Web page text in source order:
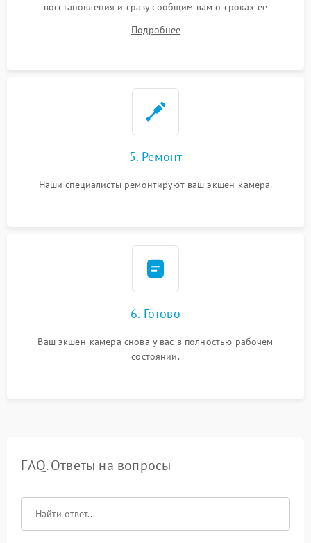
восстановления и сразу сообщим вам о сроках ее
Подробнее
5. Ремонт
Наши специалисты ремонтируют ваш экшен-камера.
6. Готово
Ваш экшен-камера снова у вас в полностью рабочем
состоянии.
FAQ. Ответы на вопросы